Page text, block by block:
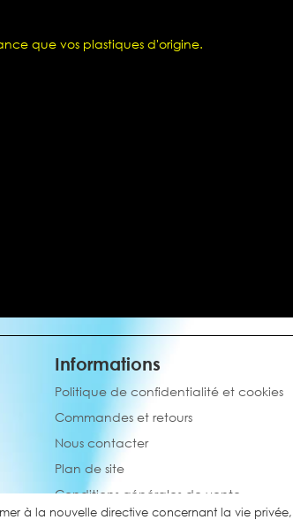
à la nouvelle directive concernant la vie
que vos plastiques d'origine.
Informations
Politique de confidentialité et cookies
Commandes et retours
Nous contacter
Plan de site
Conditions générales de vente